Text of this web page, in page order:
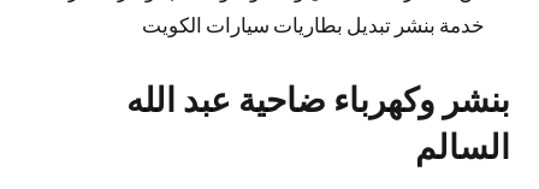
خدمة بنشر تبديل بطاريات سيارات الكويت
بنشر وكهرباء ضاحية عبد الله
السالم